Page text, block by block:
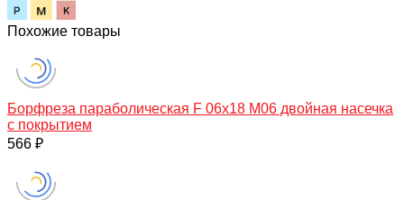
Похожие товары
Борфреза параболическая F 06х18 M06 двойная насечка
с покрытием
566 ₽